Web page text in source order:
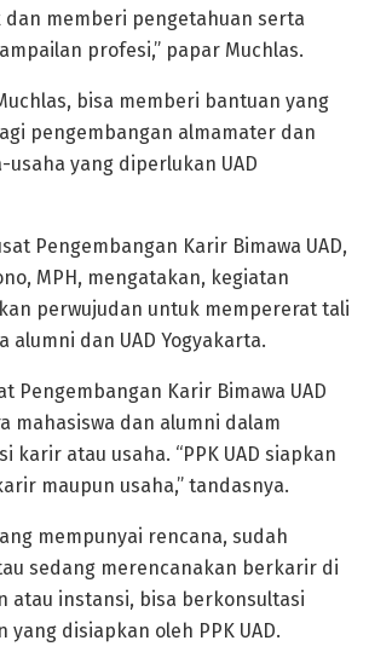
dan memberi pengetahuan serta
profesi,” papar Muchlas.
bisa memberi bantuan yang
pengembangan almamater dan
usaha yang diperlukan UAD
Pengembangan Karir Bimawa UAD,
MPH, mengatakan, kegiatan
perwujudan untuk mempererat tali
alumni dan UAD Yogyakarta.
Pengembangan Karir Bimawa UAD
mahasiswa dan alumni dalam
karir atau usaha. “PPK UAD siapkan
maupun usaha,” tandasnya.
mempunyai rencana, sudah
sedang merencanakan berkarir di
atau instansi, bisa berkonsultasi
yang disiapkan oleh PPK UAD.